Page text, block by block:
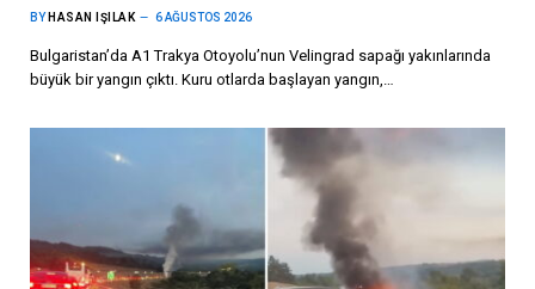
BY HASAN IŞILAK 6 AĞUSTOS 2026
Bulgaristan’da A1 Trakya Otoyolu’nun Velingrad sapağı yakınlarında
büyük bir yangın çıktı. Kuru otlarda başlayan yangın,…